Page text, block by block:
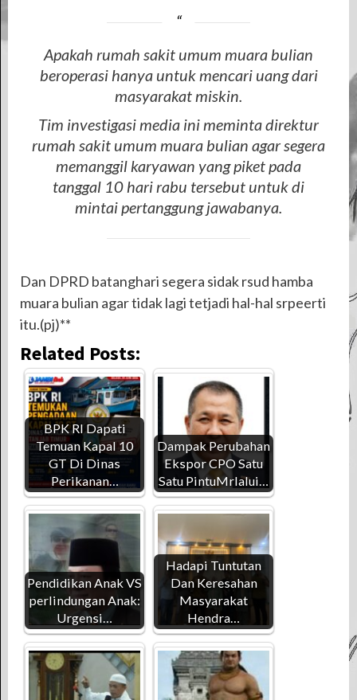
Apakah rumah sakit umum muara bulian
beroperasi hanya untuk mencari uang dari
masyarakat miskin.
Tim investigasi media ini meminta direktur
rumah sakit umum muara bulian agar segera
memanggil karyawan yang piket pada
tanggal 10 hari rabu tersebut untuk di
mintai pertanggung jawabanya.
Dan DPRD batanghari segera sidak rsud hamba
muara bulian agar tidak lagi tetjadi hal-hal srpeerti
itu.(pj)**
Related Posts:
BPK RI Dapati
Temuan Kapal 10
GT Di Dinas
Perikanan…
Dampak Perubahan
Ekspor CPO Satu
Satu PintuMrlalui…
Pendidikan Anak VS
perlindungan Anak:
Urgensi…
Hadapi Tuntutan
Dan Keresahan
Masyarakat
Hendra…